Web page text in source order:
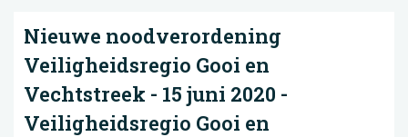
Nieuwe noodverordening
Veiligheidsregio Gooi en
Vechtstreek - 15 juni 2020 -
Veiligheidsregio Gooi en